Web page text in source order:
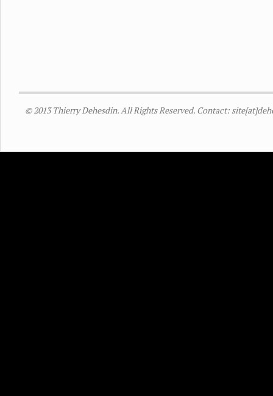
© 2013 Thierry Dehesdin. All Rights Reserved. Contact: